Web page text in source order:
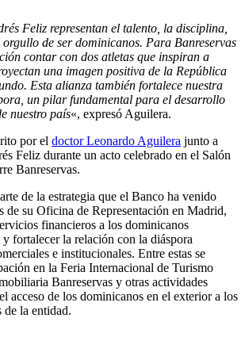
Feliz representan el talento, la disciplina,
de ser dominicanos. Para Banreservas
contar con dos atletas que inspiran a
una imagen positiva de la República
Esta alianza también fortalece nuestra
un pilar fundamental para el desarrollo
nuestro país«, expresó Aguilera.
por el doctor Leonardo Aguilera junto a
Feliz durante un acto celebrado en el Salón
Banreservas.
de la estrategia que el Banco ha venido
de su Oficina de Representación en Madrid,
financieros a los dominicanos
y fortalecer la relación con la diáspora
e institucionales. Entre estas se
en la Feria Internacional de Turismo
Banreservas y otras actividades
acceso de los dominicanos en el exterior a los
la entidad.